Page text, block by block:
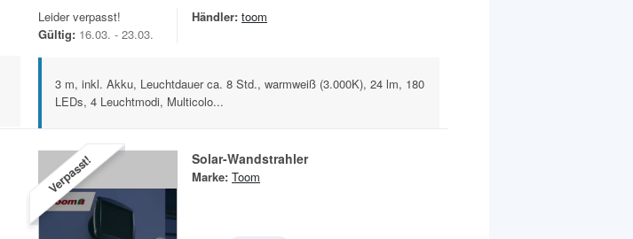
Leider verpasst!
Gültig: 16.03. - 23.03.
Händler: toom
3 m, inkl. Akku, Leuchtdauer ca. 8 Std., warmweiß (3.000K), 24 lm, 180
LEDs, 4 Leuchtmodi, Multicolo...
Verpasst! Solar-Wandstrahler
Marke: Toom